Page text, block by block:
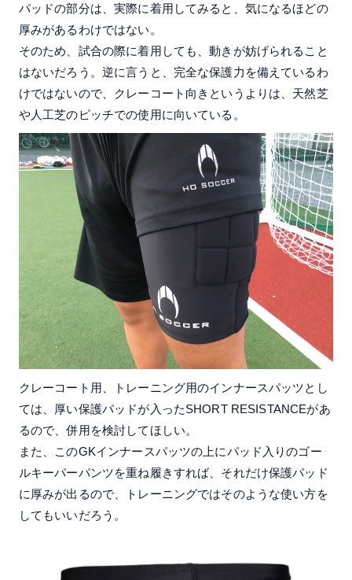
パッドの部分は、実際に着用してみると、気になるほどの
厚みがあるわけではない。
そのため、試合の際に着用しても、動きが妨げられること
はないだろう。逆に言うと、完全な保護力を備えているわ
けではないので、クレーコート向きというよりは、天然芝
や人工芝のピッチでの使用に向いている。
クレーコート用、トレーニング用のインナースパッツとし
ては、厚い保護パッドが入ったSHORT RESISTANCEがあ
るので、併用を検討してほしい。
また、このGKインナースパッツの上にパッド入りのゴー
ルキーパーパンツを重ね履きすれば、それだけ保護パッド
に厚みが出るので、トレーニングではそのような使い方を
してもいいだろう。